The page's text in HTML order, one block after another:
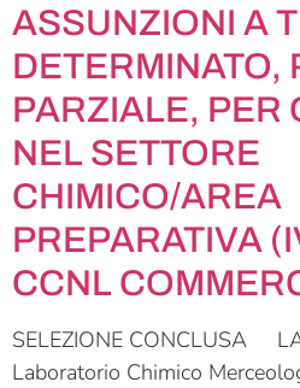
ASSUNZIONI A
DETERMINATO,
PARZIALE, PER
NEL SETTORE
CHIMICO/AREA
PREPARATIVA
CCNL
SELEZIONE CONCLUSA
Laboratorio Chimico